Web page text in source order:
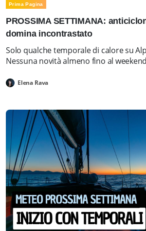
Prima Pagina
PROSSIMA SETTIMANA:
domina incontrastato
Solo qualche temporale di calore su
Nessuna novità almeno fino al
Elena Rava